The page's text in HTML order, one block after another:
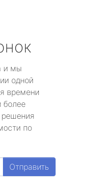
и мы
одной
времени
более
решения
по
Отправить